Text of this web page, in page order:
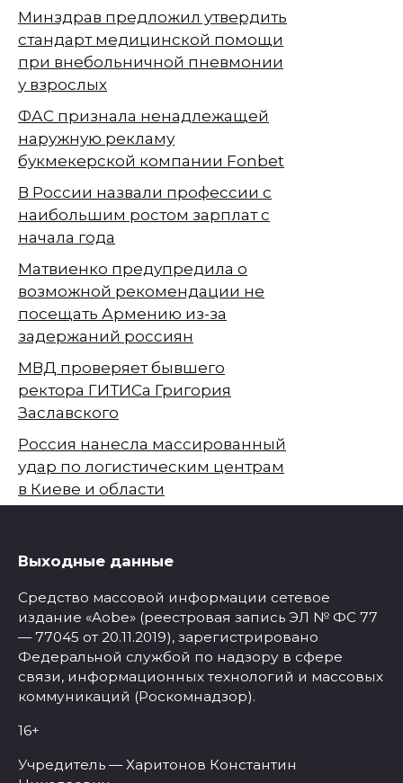
Минздрав предложил утвердить
стандарт медицинской помощи
при внебольничной пневмонии
у взрослых
ФАС признала ненадлежащей
наружную рекламу
букмекерской компании Fonbet
В России назвали профессии с
наибольшим ростом зарплат с
начала года
Матвиенко предупредила о
возможной рекомендации не
посещать Армению из-за
задержаний россиян
МВД проверяет бывшего
ректора ГИТИСа Григория
Заславского
Россия нанесла массированный
удар по логистическим центрам
в Киеве и области
Выходные данные
Средство массовой информации сетевое
издание «Aobe» (реестровая запись ЭЛ № ФС 77
— 77045 от 20.11.2019), зарегистрировано
Федеральной службой по надзору в сфере
связи, информационных технологий и массовых
коммуникаций (Роскомнадзор).
16+
Учредитель — Харитонов Константин